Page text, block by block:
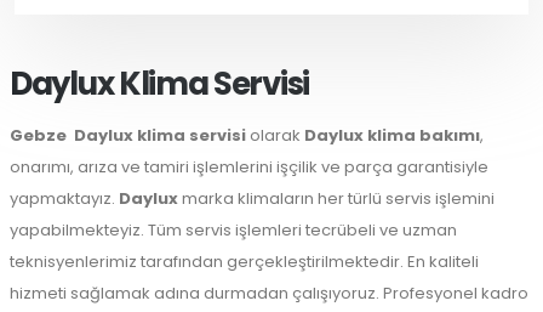
Daylux Klima Servisi
Gebze Daylux klima servisi olarak Daylux klima bakımı,
onarımı, arıza ve tamiri işlemlerini işçilik ve parça garantisiyle
yapmaktayız. Dayluxmarka klimaların her türlü servis işlemini
yapabilmekteyiz. Tüm servis işlemleri tecrübeli ve uzman
teknisyenlerimiz tarafından gerçekleştirilmektedir. En kaliteli
hizmeti sağlamak adına durmadan çalışıyoruz. Profesyonel kadro